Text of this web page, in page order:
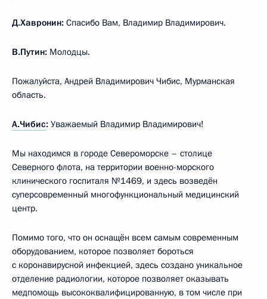
Д.Хавронин: Спасибо Вам, Владимир Владимирович.
В.Путин: Молодцы.
Пожалуйста, Андрей Владимирович Чибис, Мурманская
область.
А.Чибис: Уважаемый Владимир Владимирович!
Мы находимся в городе Североморске – столице
Северного флота, на территории военно-морского
клинического госпиталя №1469, и здесь возведён
суперсовременный многофункциональный медицинский
центр.
Помимо того, что он оснащён всем самым современным
оборудованием, которое позволяет бороться
с коронавирусной инфекцией, здесь создано уникальное
отделение радиологии, которое позволяет оказывать
медпомощь высококвалифицированную, в том числе при